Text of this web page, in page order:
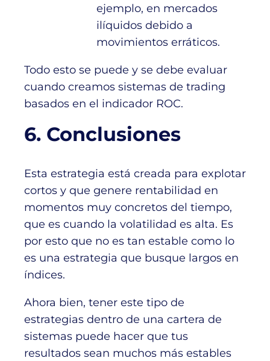
ejemplo, en mercados
ilíquidos debido a
movimientos erráticos.
Todo esto se puede y se debe evaluar
cuando creamos sistemas de trading
basados en el indicador ROC.
6. Conclusiones
Esta estrategia está creada para explotar
cortos y que genere rentabilidad en
momentos muy concretos del tiempo,
que es cuando la volatilidad es alta. Es
por esto que no es tan estable como lo
es una estrategia que busque largos en
índices.
Ahora bien, tener este tipo de
estrategias dentro de una cartera de
sistemas puede hacer que tus
resultados sean muchos más estables